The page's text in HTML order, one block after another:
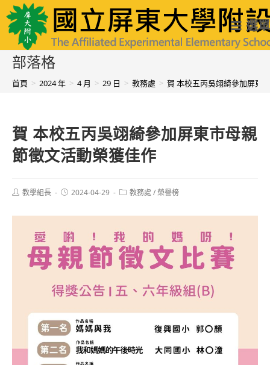
跳
轉
至
國立屏東大學附設實驗國民小學 選單
部落格
首頁 > 2024 年 > 4 月 > 29 日 > 教務處 > 賀 本校五丙吳翊綺參加屏東
賀 本校五丙吳翊綺參加屏東市母親
節徵文活動榮獲佳作
Post教學組長
Post2024-04-29
Post教務處 /榮譽榜